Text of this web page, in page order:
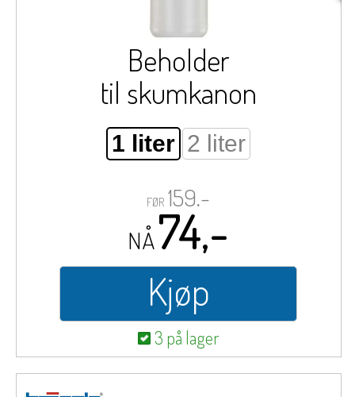
Beholder
til skumkanon
1 liter 2 liter
FØR 159,-
NÅ74,-
Kjøp
3 på lager